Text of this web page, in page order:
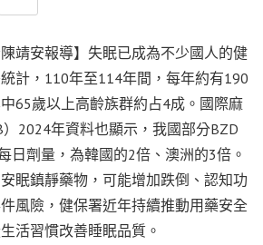
陳靖安報導】失眠已成為不少國人的健
計，110年至114年間，每年約有190
65歲以上高齡族群約占4成。國際麻
2024年資料也顯示，我國部分BZD
日劑量，為韓國的2倍、澳洲的3倍。
眠鎮靜藥物，可能增加跌倒、認知功
風險，健保署近年持續推動用藥安全
活習慣改善睡眠品質。